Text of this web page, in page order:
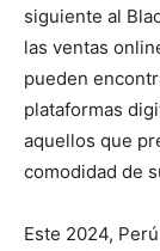
siguiente al
las ventas
pueden
plataformas
aquellos que
comodidad de
Este 2024,